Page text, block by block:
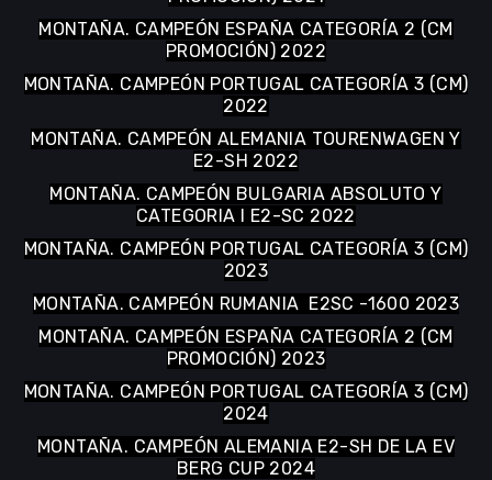
MONTAÑA. CAMPEÓN PORTUGAL ABSOLUTO 2019
Y CATEGORIA I
MONTAÑA. CAMPEÓN ESPAÑA CATEGORÍA 2 (CM
PROMOCIÓN) 2021
MONTAÑA. CAMPEÓN ESPAÑA CATEGORÍA 2 (CM
PROMOCIÓN) 2022
MONTAÑA. CAMPEÓN PORTUGAL CATEGORÍA 3 (CM)
2022
MONTAÑA. CAMPEÓN ALEMANIA TOURENWAGEN Y
E2-SH 2022
MONTAÑA. CAMPEÓN BULGARIA ABSOLUTO Y
CATEGORIA I E2-SC 2022
MONTAÑA. CAMPEÓN PORTUGAL CATEGORÍA 3 (CM)
2023
MONTAÑA. CAMPEÓN RUMANIA E2SC -1600 2023
MONTAÑA. CAMPEÓN ESPAÑA CATEGORÍA 2 (CM
PROMOCIÓN) 2023